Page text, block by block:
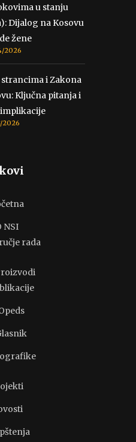
u stanju
Dijalog na Kosovu
žene
2026
i Zakona
Ključna pitanja i
2026
NSI
rada